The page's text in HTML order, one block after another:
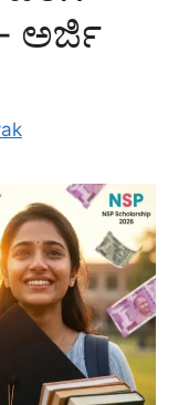
ಅರ್ಜಿ